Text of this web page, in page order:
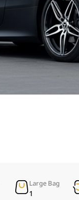
Large Bag
1